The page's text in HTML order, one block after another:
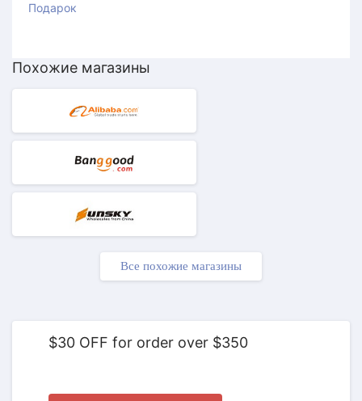
Подарок
Похожие магазины
Все похожие магазины
$30 OFF for order over $350